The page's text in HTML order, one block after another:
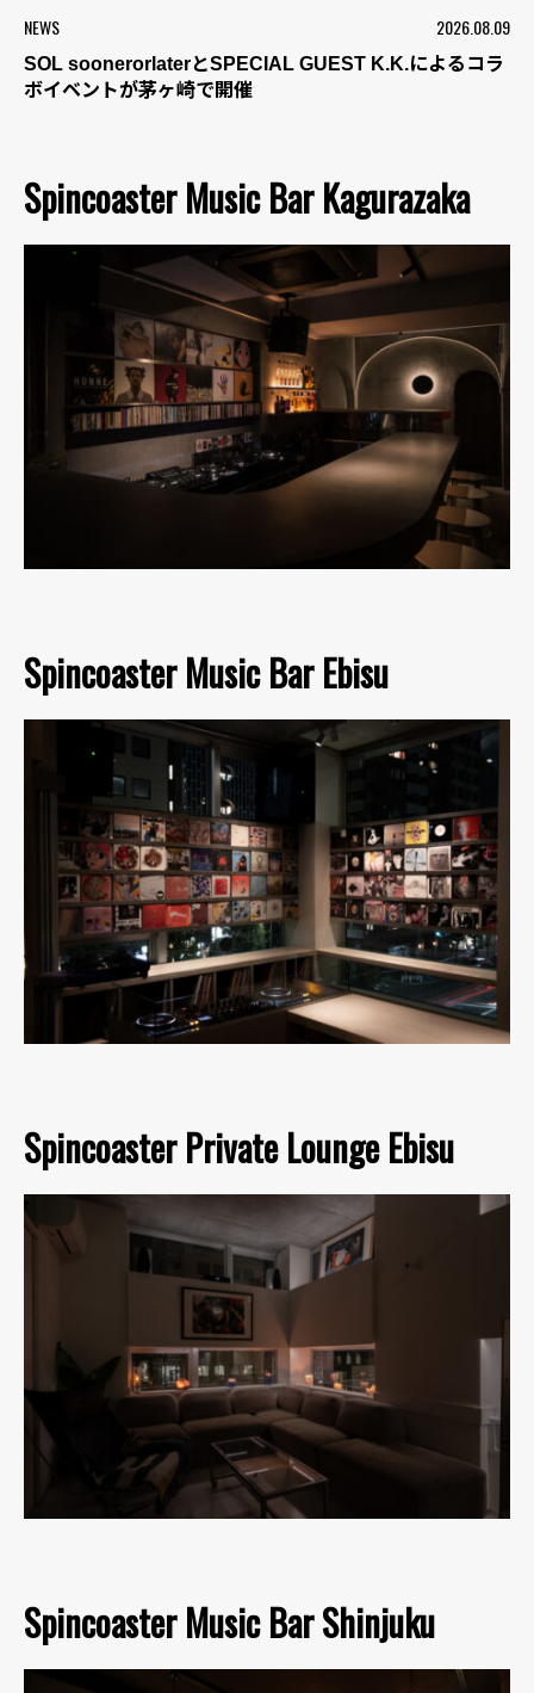
NEWS 2026.08.09
SOL soonerorlaterとSPECIAL GUEST K.K.によるコラ
ボイベントが茅ヶ崎で開催
Spincoaster Music Bar Kagurazaka
Spincoaster Music Bar Ebisu
Spincoaster Private Lounge Ebisu
Spincoaster Music Bar Shinjuku